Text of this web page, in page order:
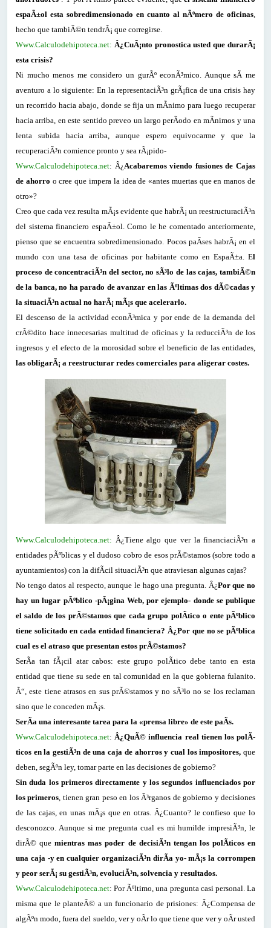
espaÃ±ol esta sobredimensionado en cuanto al nÃºmero de oficinas,
hecho que tambiÃ©n tendrÃ¡ que corregirse.
Www.Calculodehipoteca.net: Â¿CuÃ¡nto pronostica usted que durarÃ¡
esta crisis?
Ni mucho menos me considero un gurÃº econÃ³mico. Aunque sÃ­ me
aventuro a lo siguiente: En la representaciÃ³n grÃ¡fica de una crisis hay
un recorrido hacia abajo, donde se fija un mÃ­nimo para luego recuperar
hacia arriba, en este sentido preveo un largo perÃ­odo en mÃ­nimos y una
lenta subida hacia arriba, aunque espero equivocarme y que la
recuperaciÃ³n comience pronto y sea rÃ¡pido-
Www.Calculodehipoteca.net: Â¿Acabaremos viendo fusiones de Cajas
de ahorro o cree que impera la idea de «antes muertas que en manos de
otro»?
Creo que cada vez resulta mÃ¡s evidente que habrÃ¡ un reestructuraciÃ³n
del sistema financiero espaÃ±ol. Como le he comentado anteriormente,
pienso que se encuentra sobredimensionado. Pocos paÃ­ses habrÃ¡ en el
mundo con una tasa de oficinas por habitante como en EspaÃ±a. El
proceso de concentraciÃ³n del sector, no sÃ³lo de las cajas, tambiÃ©n
de la banca, no ha parado de avanzar en las Ãºltimas dos dÃ©cadas y
la situaciÃ³n actual no harÃ¡ mÃ¡s que acelerarlo.
El descenso de la actividad econÃ³mica y por ende de la demanda del
crÃ©dito hace innecesarias multitud de oficinas y la reducciÃ³n de los
ingresos y el efecto de la morosidad sobre el beneficio de las entidades,
las obligarÃ¡ a reestructurar redes comerciales para aligerar costes.
Www.Calculodehipoteca.net: Â¿Tiene algo que ver la financiaciÃ³n a
entidades pÃºblicas y el dudoso cobro de esos prÃ©stamos (sobre todo a
ayuntamientos) con la difÃ­cil situaciÃ³n que atraviesan algunas cajas?
No tengo datos al respecto, aunque le hago una pregunta. Â¿Por que no
hay un lugar pÃºblico -pÃ¡gina Web, por ejemplo- donde se publique
el saldo de los prÃ©stamos que cada grupo polÃ­tico o ente pÃºblico
tiene solicitado en cada entidad financiera? Â¿Por que no se pÃºblica
cual es el atraso que presentan estos prÃ©stamos?
SerÃ­a tan fÃ¡cil atar cabos: este grupo polÃ­tico debe tanto en esta
entidad que tiene su sede en tal comunidad en la que gobierna fulanito.
Ã“, este tiene atrasos en sus prÃ©stamos y no sÃ³lo no se los reclaman
sino que le conceden mÃ¡s.
SerÃ­a una interesante tarea para la «prensa libre» de este paÃ­s.
Www.Calculodehipoteca.net:Â¿QuÃ© influencia real tienen los polÃ­
ticos en la gestiÃ³n de una caja de ahorros y cual los impositores, que
deben, segÃºn ley, tomar parte en las decisiones de gobierno?
Sin duda los primeros directamente y los segundos influenciados por
los primeros, tienen gran peso en los Ã³rganos de gobierno y decisiones
de las cajas, en unas mÃ¡s que en otras. Â¿Cuanto? le confieso que lo
desconozco. Aunque si me pregunta cual es mi humilde impresiÃ³n, le
dirÃ© quemientras mas poder de decisiÃ³n tengan los polÃ­ticos en
una caja -y en cualquier organizaciÃ³n dirÃ­a yo- mÃ¡s la corrompen
y peor serÃ¡ su gestiÃ³n, evoluciÃ³n, solvencia y resultados.
Www.Calculodehipoteca.net: Por Ãºltimo, una pregunta casi personal. La
misma que le planteÃ© a un funcionario de prisiones: Â¿Compensa de
algÃºn modo, fuera del sueldo, ver y oÃ­r lo que tiene que ver y oÃ­r usted